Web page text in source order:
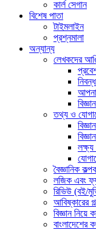
কার্ল সেগান
বিশেষ পাতা
টাইমলাইন
প্রশ্নমালা
অন্যান্য
লেখকদের
তথ্য ও
লক্ষ্য
বৈজ্ঞানিক
লজিক এবং
রিভিউ (বই/
আবিষ্কারের
বিজ্ঞান নিয়ে
বাংলাদেশের